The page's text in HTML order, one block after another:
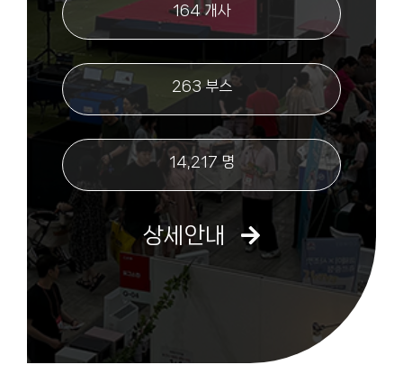
164 개사
263 부스
14,217 명
상세안내